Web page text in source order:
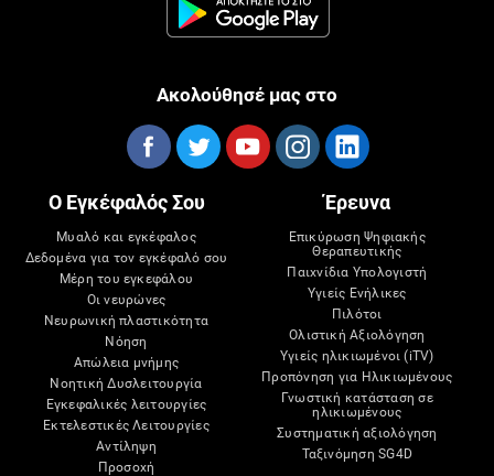
Ακολούθησέ μας στο
Ο Εγκέφαλός Σου
Μυαλό και εγκέφαλος
Δεδομένα για τον εγκέφαλό σου
Μέρη του εγκεφάλου
Οι νευρώνες
Νευρωνική πλαστικότητα
Νόηση
Απώλεια μνήμης
Νοητική Δυσλειτουργία
Εγκεφαλικές λειτουργίες
Εκτελεστικές Λειτουργίες
Αντίληψη
Προσοχή
Έρευνα
Επικύρωση Ψηφιακής
Θεραπευτικής
Παιχνίδια Υπολογιστή
Υγιείς Ενήλικες
Πιλότοι
Ολιστική Αξιολόγηση
Υγιείς ηλικιωμένοι (iTV)
Προπόνηση για Ηλικιωμένους
Γνωστική κατάσταση σε
ηλικιωμένους
Συστηματική αξιολόγηση
Ταξινόμηση SG4D